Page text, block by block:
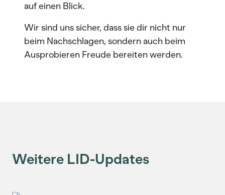
auf einen Blick.
Wir sind uns sicher, dass sie dir nicht nur
beim Nachschlagen, sondern auch beim
Ausprobieren Freude bereiten werden.
Weitere LID-Updates